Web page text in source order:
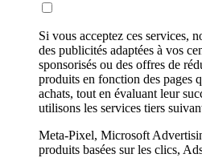
Si vous acceptez ces services,
des publicités adaptées à vos
sponsorisés ou des offres de
produits en fonction des pages
achats, tout en évaluant leur
utilisons les services tiers
Meta-Pixel, Microsoft
produits basées sur les clics,